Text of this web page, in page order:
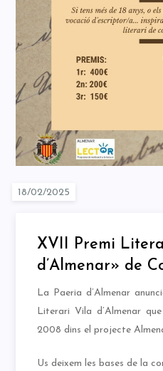
XVII Premi
d’Almenar» de
La Paeria d’Almenar
Literari Vila d’Almenar
2008 dins el projecte
Us deixem les bases de la